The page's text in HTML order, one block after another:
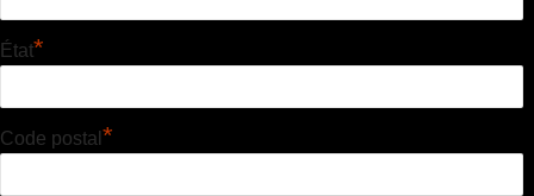
État*
Code postal *